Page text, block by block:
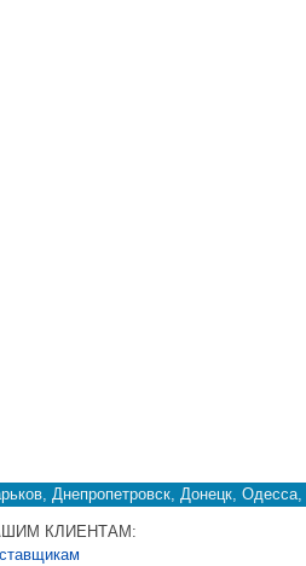
Днепропетровск, Донецк,
КЛИЕНТАМ: